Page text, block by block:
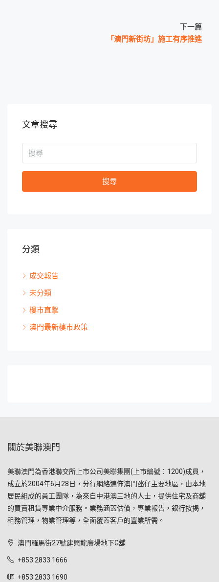
下一篇
「澳門新街坊」施工有序推進
文章搜尋
搜尋
分類
成交報告
未分類
樓市直撃
澳門最新樓市政策
關於美聯澳門
美聯澳門為香港聯交所上市公司美聯集團(上市編號：1200)成員，
成立於2004年6月28日，分行網絡遍佈澳門氹仔主要地區，由本地
居民組成的員工團隊，為來自中港澳三地的人士，提供住宅及商舖
的買賣租賃專業中介服務。業務涵蓋估價，專業報告，銀行按揭，
租務管理，物業管理等，全面覆蓋客戶的置業所需。
澳門羅馬街27號建興龍廣場地下G舖
+853 2833 1666
+853 2833 1690